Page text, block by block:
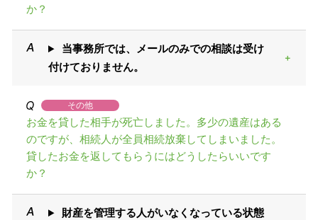
か？
当事務所では、メールのみでの相談は受け
付けておりません。
その他
お金を貸した相手が死亡しました。多少の遺産はある
のですが、相続人が全員相続放棄してしまいました。
貸したお金を返してもらうにはどうしたらいいです
か？
財産を管理する人がいなくなっている状態